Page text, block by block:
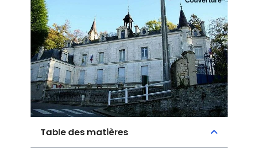
Table des matières